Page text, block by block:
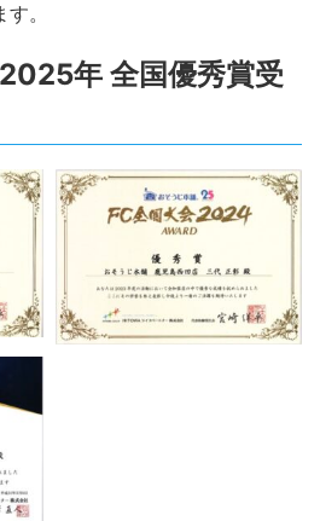
。
年 全国優秀賞受